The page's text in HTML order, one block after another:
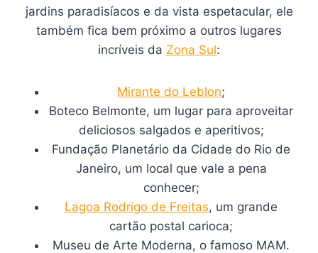
jardins paradisíacos e da vista espetacular, ele
também fica bem próximo a outros lugares
incríveis da Zona Sul:
Mirante do Leblon;
Boteco Belmonte, um lugar para aproveitar
deliciosos salgados e aperitivos;
Fundação Planetário da Cidade do Rio de
Janeiro, um local que vale a pena
conhecer;
Lagoa Rodrigo de Freitas, um grande
cartão postal carioca;
Museu de Arte Moderna, o famoso MAM.